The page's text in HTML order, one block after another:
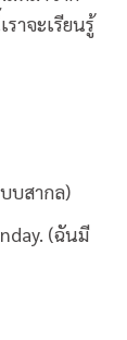
าจะเรียนรู้
บสากล)
(ฉันมี